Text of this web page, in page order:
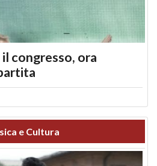
congresso, ora
e Cultura